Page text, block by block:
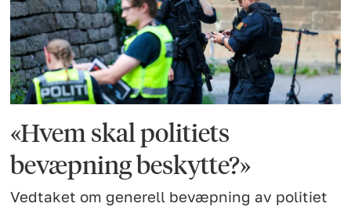
«Hvem skal politiets
bevæpning beskytte?»
Vedtaket om generell bevæpning av politiet